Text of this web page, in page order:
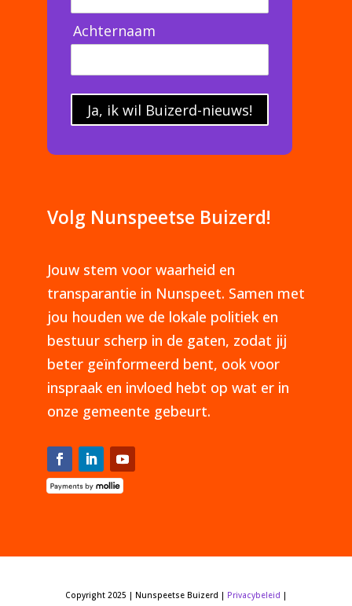
Achternaam
Ja, ik wil Buizerd-nieuws!
Volg Nunspeetse Buizerd!
Jouw stem voor waarheid en
transparantie in Nunspeet. Samen met
jou houden we de lokale politiek en
bestuur scherp in de gaten, zodat jij
beter geïnformeerd bent, ook voor
inspraak en invloed hebt op wat er in
onze gemeente gebeurt.
Copyright 2025 | Nunspeetse Buizerd | Privacybeleid |